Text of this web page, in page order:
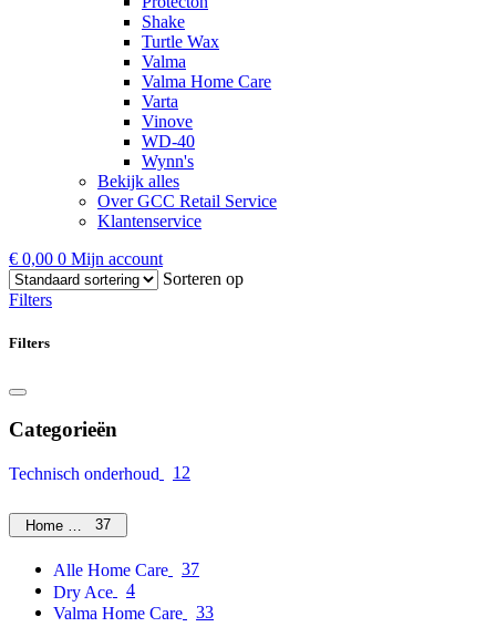
Shake
Turtle Wax
Valma
Valma Home Care
Varta
Vinove
WD-40
Wynn's
Bekijk alles
Over GCC Retail Service
Klantenservice
€ 0,00 0 Mijn account
Sorteren op
Filters
Filters
Categorieën
Technisch onderhoud 12
Home Care37
Alle Home Care
37
Dry Ace
4
Valma Home Care
33